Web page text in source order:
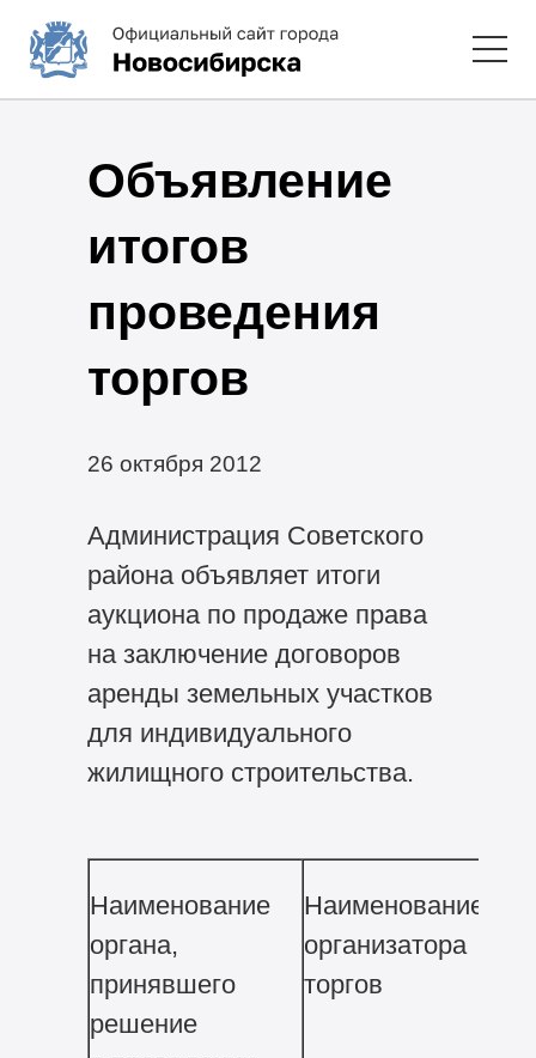
Объявление
итогов
проведения
торгов
26 октября 2012
Администрация Советского
района объявляет итоги
аукциона по продаже права
на заключение договоров
аренды земельных участков
для индивидуального
жилищного строительства.
Наименование
органа,
принявшего
решение
Наименование
организатора
торгов